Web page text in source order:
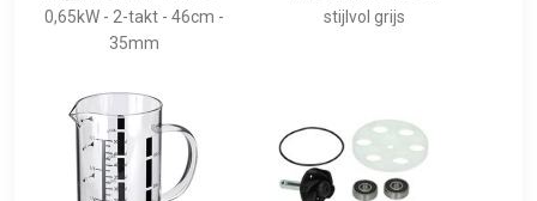
0,65kW - 2-takt - 46cm -
35mm
stijlvol grijs